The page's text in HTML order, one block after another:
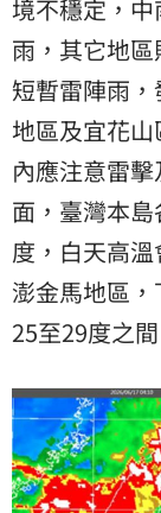
境不穩定，
雨，其它地
短暫雷陣雨
地區及宜花
內應注意雷
面，臺灣本
度，白天高
澎金馬地區
25至29度之間